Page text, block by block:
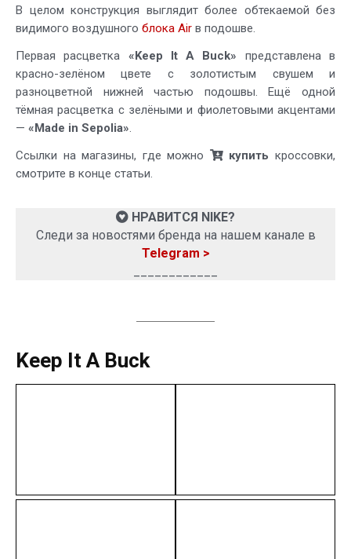
В целом конструкция выглядит более обтекаемой без
видимого воздушного блока Air в подошве.
Первая расцветка «Keep It A Buck» представлена в
красно-зелёном цвете с золотистым свушем и
разноцветной нижней частью подошвы. Ещё одной
тёмная расцветка с зелёными и фиолетовыми акцентами
— «Made in Sepolia».
Ссылки на магазины, где можно
купить кроссовки,
смотрите в конце статьи.
НРАВИТСЯ NIKE?
Следи за новостями бренда на нашем канале в
Telegram >
Keep It A Buck